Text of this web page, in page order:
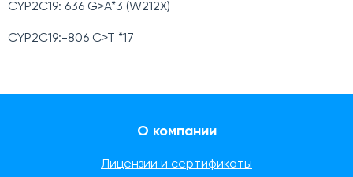
CYP2С19: 636 G>A*3 (W212X)
CYP2C19:-806 C>T *17
О компании
Лицензии и сертификаты